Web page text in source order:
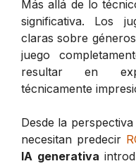
Más allá de lo
significativa. Los
claras sobre
juego
resultar en
técnicamente
Desde la
necesitan predecir
IA generativa